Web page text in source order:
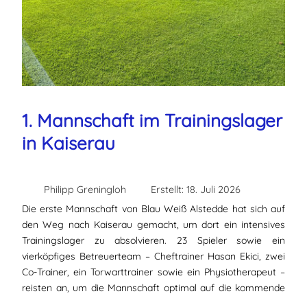
1. Mannschaft im Trainingslager
in Kaiserau
Philipp Greningloh
Erstellt: 18. Juli 2026
Die erste Mannschaft von Blau Weiß Alstedde hat sich auf
den Weg nach Kaiserau gemacht, um dort ein intensives
Trainingslager zu absolvieren. 23 Spieler sowie ein
vierköpfiges Betreuerteam – Cheftrainer Hasan Ekici, zwei
Co-Trainer, ein Torwarttrainer sowie ein Physiotherapeut –
reisten an, um die Mannschaft optimal auf die kommende